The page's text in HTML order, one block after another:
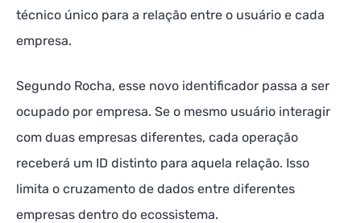
técnico único para a relação entre o usuário e cada
empresa.
Segundo Rocha, esse novo identificador passa a ser
ocupado por empresa. Se o mesmo usuário interagir
com duas empresas diferentes, cada operação
receberá um ID distinto para aquela relação. Isso
limita o cruzamento de dados entre diferentes
empresas dentro do ecossistema.